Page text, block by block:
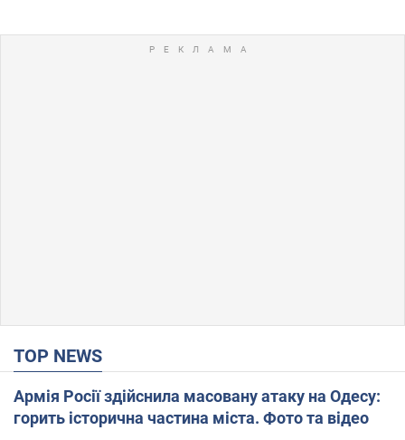
TOP NEWS
Армія Росії здійснила масовану атаку на Одесу:
горить історична частина міста. Фото та відео